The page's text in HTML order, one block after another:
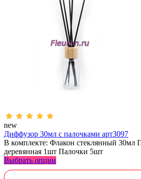
new
Диффузор 30мл с палочками арт3097
В комплекте: Флакон стеклянный
деревянная 1шт Палочки 5шт
Выбрать опции